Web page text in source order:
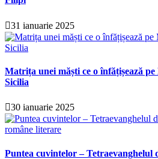
31 ianuarie 2025
Matrița unei măști ce o înfățișează
Sicilia
30 ianuarie 2025
Puntea cuvintelor – Tetraevanghelul